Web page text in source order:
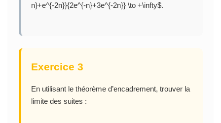
n}+e^{-2n}}{2e^{-n}+3e^{-2n}} \to +\infty$.
Exercice 3
En utilisant le théorème d’encadrement, trouver la
limite des suites :